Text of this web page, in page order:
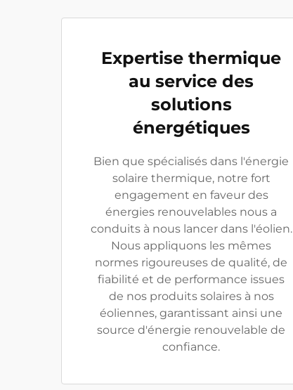
Expertise thermique
au service des
solutions
énergétiques
Bien que spécialisés dans l'énergie
solaire thermique, notre fort
engagement en faveur des
énergies renouvelables nous a
conduits à nous lancer dans l'éolien.
Nous appliquons les mêmes
normes rigoureuses de qualité, de
fiabilité et de performance issues
de nos produits solaires à nos
éoliennes, garantissant ainsi une
source d'énergie renouvelable de
confiance.